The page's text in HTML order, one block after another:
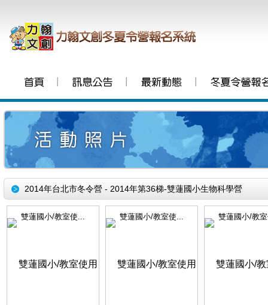
2014年台北市冬令營 - 2014年第36梯-雙蓮國小生物科學營
雙蓮國小/教室使... 雙蓮國小/教室使... 雙蓮國小/教